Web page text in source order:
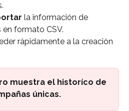
la información de
formato CSV.
rápidamente a la creación
muestra el historíco de
únicas.